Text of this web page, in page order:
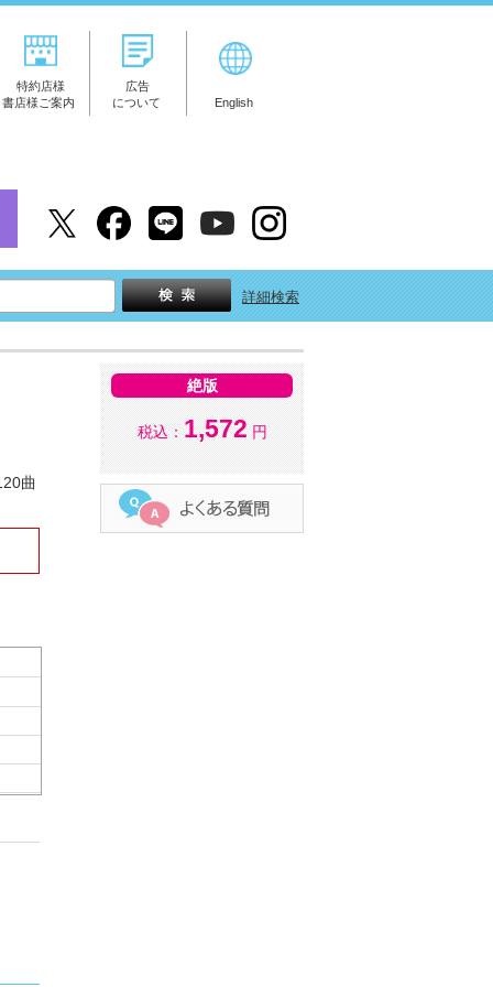
特約店様
書店様ご案内
広告
について
English
詳細検索
曲
絶版
税込： 1,572 円